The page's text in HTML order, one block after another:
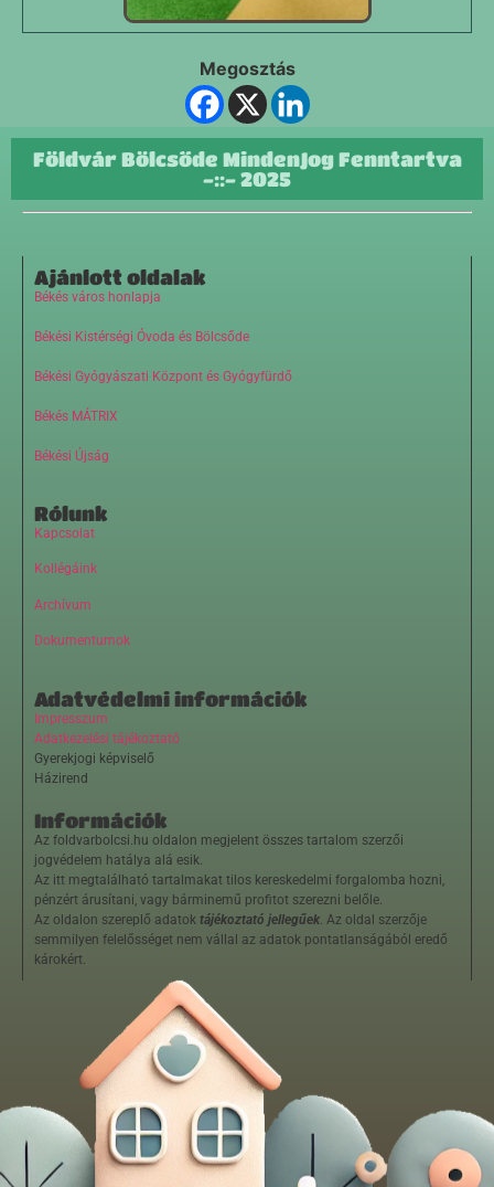
Megosztás
Földvár Bölcsőde MindenJog Fenntartva
-::- 2025
Ajánlott oldalak
Békés város honlapja
Békési Kistérségi Óvoda és Bölcsőde
Békési Gyógyászati Központ és Gyógyfürdő
Békés MÁTRIX
Békési Újság
Rólunk
Kapcsolat
Kollégáink
Archívum
Dokumentumok
Adatvédelmi információk
Impresszum
Adatkezelési tájékoztató
Gyerekjogi képviselő
Házirend
Információk
Az foldvarbolcsi.hu oldalon megjelent összes tartalom szerzői
jogvédelem hatálya alá esik.
Az itt megtalálható tartalmakat tilos kereskedelmi forgalomba hozni,
pénzért árusítani, vagy bárminemű profitot szerezni belőle.
Az oldalon szereplő adatok tájékoztató jellegűek . Az oldal szerzője
semmilyen felelősséget nem vállal az adatok pontatlanságából eredő
károkért.